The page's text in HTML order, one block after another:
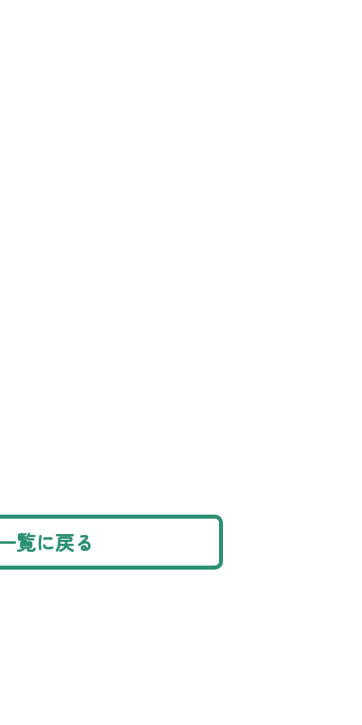
覧に戻る